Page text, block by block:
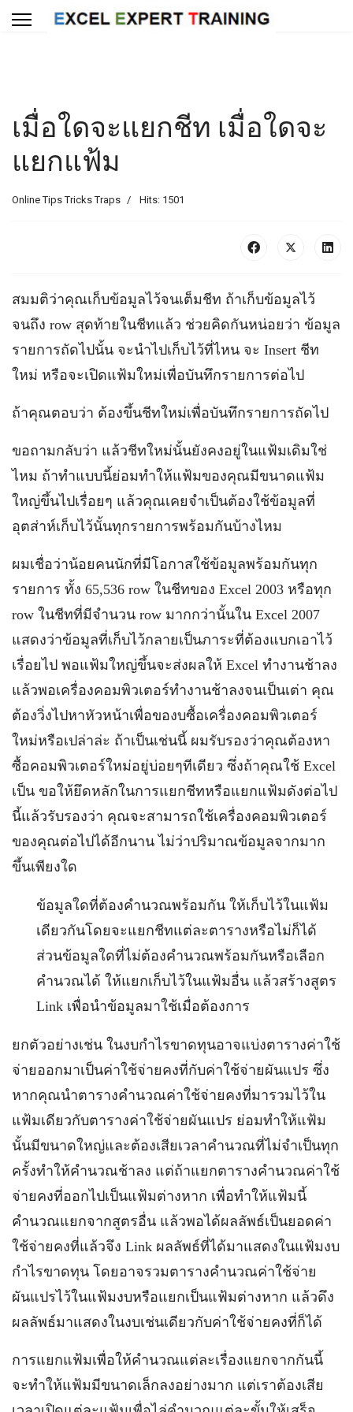
เมื่อใดจะแยกชีท เมื่อใดจะ
แยกแฟ้ม
Online Tips Tricks Traps Hits: 1501
สมมติว่าคุณเก็บข้อมูลไว้จนเต็มชีท ถ้าเก็บข้อมูลไว้
จนถึง row สุดท้ายในชีทแล้ว ช่วยคิดกันหน่อยว่า ข้อมูล
รายการถัดไปนั้น จะนำไปเก็บไว้ที่ไหน จะ Insert ชีท
ใหม่ หรือจะเปิดแฟ้มใหม่เพื่อบันทึกรายการต่อไป
ถ้าคุณตอบว่า ต้องขึ้นชีทใหม่เพื่อบันทึกรายการถัดไป
ขอถามกลับว่า แล้วชีทใหม่นั้นยังคงอยู่ในแฟ้มเดิมใช่
ไหม ถ้าทำแบบนี้ย่อมทำให้แฟ้มของคุณมีขนาดแฟ้ม
ใหญ่ขึ้นไปเรื่อยๆ แล้วคุณเคยจำเป็นต้องใช้ข้อมูลที่
อุตส่าห์เก็บไว้นั้นทุกรายการพร้อมกันบ้างไหม
ผมเชื่อว่าน้อยคนนักที่มีโอกาสใช้ข้อมูลพร้อมกันทุก
รายการ ทั้ง 65,536 row ในชีทของ Excel 2003 หรือทุก
row ในชีทที่มีจำนวน row มากกว่านั้นใน Excel 2007
แสดงว่าข้อมูลที่เก็บไว้กลายเป็นภาระที่ต้องแบกเอาไว้
เรื่อยไป พอแฟ้มใหญ่ขึ้นจะส่งผลให้ Excel ทำงานช้าลง
แล้วพอเครื่องคอมพิวเตอร์ทำงานช้าลงจนเป็นเต่า คุณ
ต้องวิ่งไปหาหัวหน้าเพื่อของบซื้อเครื่องคอมพิวเตอร์
ใหม่หรือเปล่าล่ะ ถ้าเป็นเช่นนี้ ผมรับรองว่าคุณต้องหา
ซื้อคอมพิวเตอร์ใหม่อยู่บ่อยๆทีเดียว ซึ่งถ้าคุณใช้ Excel
เป็น ขอให้ยึดหลักในการแยกชีทหรือแยกแฟ้มดังต่อไป
นี้แล้วรับรองว่า คุณจะสามารถใช้เครื่องคอมพิวเตอร์
ของคุณต่อไปได้อีกนาน ไม่ว่าปริมาณข้อมูลจากมาก
ขึ้นเพียงใด
ข้อมูลใดที่ต้องคำนวณพร้อมกัน ให้เก็บไว้ในแฟ้ม
เดียวกันโดยจะแยกชีทแต่ละตารางหรือไม่ก็ได้
ส่วนข้อมูลใดที่ไม่ต้องคำนวณพร้อมกันหรือเลือก
คำนวณได้ ให้แยกเก็บไว้ในแฟ้มอื่น แล้วสร้างสูตร
Link เพื่อนำข้อมูลมาใช้เมื่อต้องการ
ยกตัวอย่างเช่น ในงบกำไรขาดทุนอาจแบ่งตารางค่าใช้
จ่ายออกมาเป็นค่าใช้จ่ายคงที่กับค่าใช้จ่ายผันแปร ซึ่ง
หากคุณนำตารางคำนวณค่าใช้จ่ายคงที่มารวมไว้ใน
แฟ้มเดียวกับตารางค่าใช้จ่ายผันแปร ย่อมทำให้แฟ้ม
นั้นมีขนาดใหญ่และต้องเสียเวลาคำนวณที่ไม่จำเป็นทุก
ครั้งทำให้คำนวณช้าลง แต่ถ้าแยกตารางคำนวณค่าใช้
จ่ายคงที่ออกไปเป็นแฟ้มต่างหาก เพื่อทำให้แฟ้มนี้
คำนวณแยกจากสูตรอื่น แล้วพอได้ผลลัพธ์เป็นยอดค่า
ใช้จ่ายคงที่แล้วจึง Link ผลลัพธ์ที่ได้มาแสดงในแฟ้มงบ
กำไรขาดทุน โดยอาจรวมตารางคำนวณค่าใช้จ่าย
ผันแปรไว้ในแฟ้มงบหรือแยกเป็นแฟ้มต่างหาก แล้วดึง
ผลลัพธ์มาแสดงในงบเช่นเดียวกับค่าใช้จ่ายคงที่ก็ได้
การแยกแฟ้มเพื่อให้คำนวณแต่ละเรื่องแยกจากกันนี้
จะทำให้แฟ้มมีขนาดเล็กลงอย่างมาก แต่เราต้องเสีย